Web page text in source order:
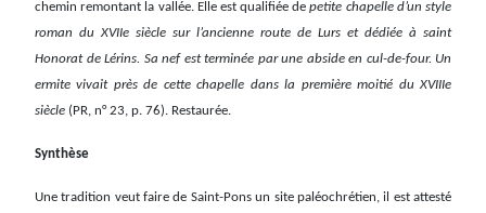
chemin remontant la vallée. Elle est qualifiée depetite chapelle d’un style
roman du XVIIe siècle sur l’ancienne route de Lurs et dédiée à saint
Honorat de Lérins. Sa nef est terminée par une abside en cul-de-four. Un
ermite vivait près de cette chapelle dans la première moitié du XVIIIe
siècle (PR, n° 23, p. 76). Restaurée.
Synthèse
Une tradition veut faire de Saint-Pons un site paléochrétien, il est attesté